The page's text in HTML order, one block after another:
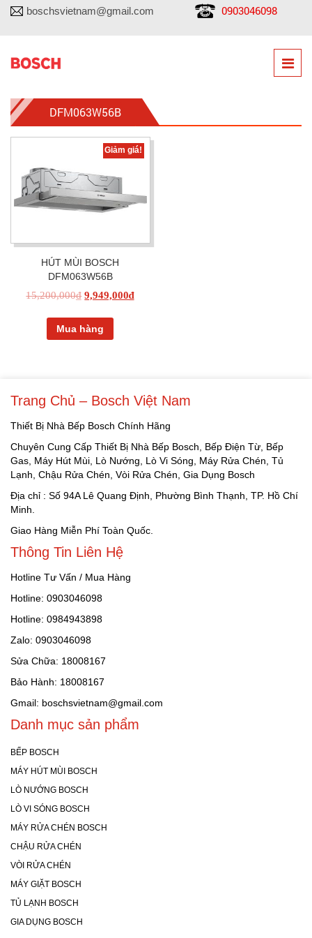
boschsvietnam@gmail.com 0903046098
DFM063W56B
Giảm giá!
HÚT MÙI BOSCH
DFM063W56B
15,200,000₫ 9,949,000₫
Mua hàng
Trang Chủ – Bosch Việt Nam
Thiết Bị Nhà Bếp Bosch Chính Hãng
Chuyên Cung Cấp Thiết Bị Nhà Bếp Bosch, Bếp Điện Từ, Bếp
Gas, Máy Hút Mùi, Lò Nướng, Lò Vi Sóng, Máy Rửa Chén, Tủ
Lạnh, Chậu Rửa Chén, Vòi Rửa Chén, Gia Dụng Bosch
Địa chỉ : Số 94A Lê Quang Định, Phường Bình Thạnh, TP. Hồ Chí
Minh.
Giao Hàng Miễn Phí Toàn Quốc.
Thông Tin Liên Hệ
Hotline Tư Vấn / Mua Hàng
Hotline: 0903046098
Hotline: 0984943898
Zalo: 0903046098
Sửa Chữa: 18008167
Bảo Hành: 18008167
Gmail: boschsvietnam@gmail.com
Danh mục sản phẩm
BẾP BOSCH
MÁY HÚT MÙI BOSCH
LÒ NƯỚNG BOSCH
LÒ VI SÓNG BOSCH
MÁY RỬA CHÉN BOSCH
CHẬU RỬA CHÉN
VÒI RỬA CHÉN
MÁY GIẶT BOSCH
TỦ LẠNH BOSCH
GIA DỤNG BOSCH